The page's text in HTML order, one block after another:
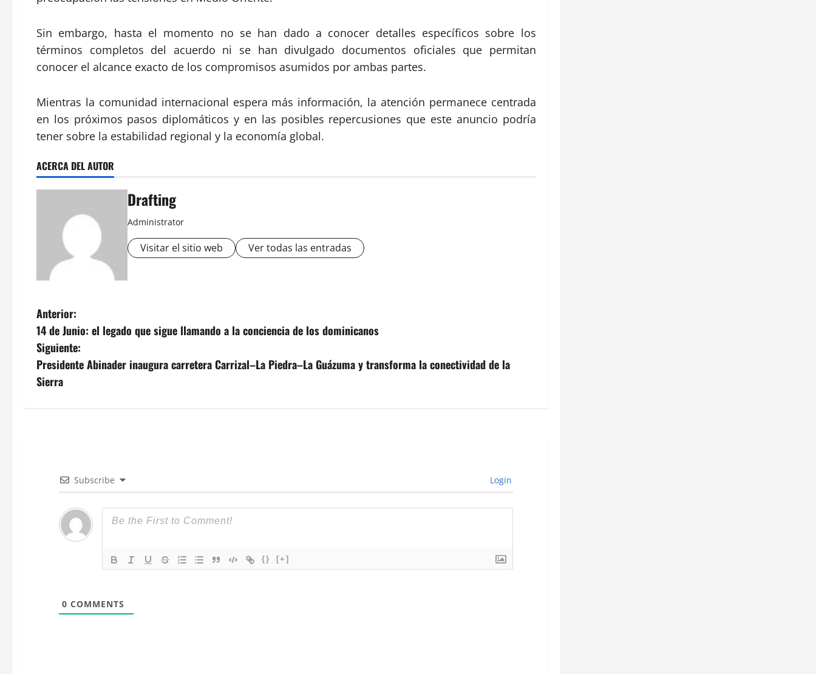
Sin embargo, hasta el momento no se han dado a conocer detalles específicos sobre los
términos completos del acuerdo ni se han divulgado documentos oficiales que permitan
conocer el alcance exacto de los compromisos asumidos por ambas partes.
Mientras la comunidad internacional espera más información, la atención permanece centrada
en los próximos pasos diplomáticos y en las posibles repercusiones que este anuncio podría
tener sobre la estabilidad regional y la economía global.
ACERCA DEL AUTOR
Drafting
Administrator
Visitar el sitio web Ver todas las entradas
N
a
v
e
Anterior:
14 de Junio: el legado que sigue llamando a la conciencia de los dominicanos
Siguiente:
Presidente Abinader inaugura carretera Carrizal–La Piedra–La Guázuma y transforma la conectividad de la
Sierra
Subscribe Login
{} [+]
0 COMMENTS